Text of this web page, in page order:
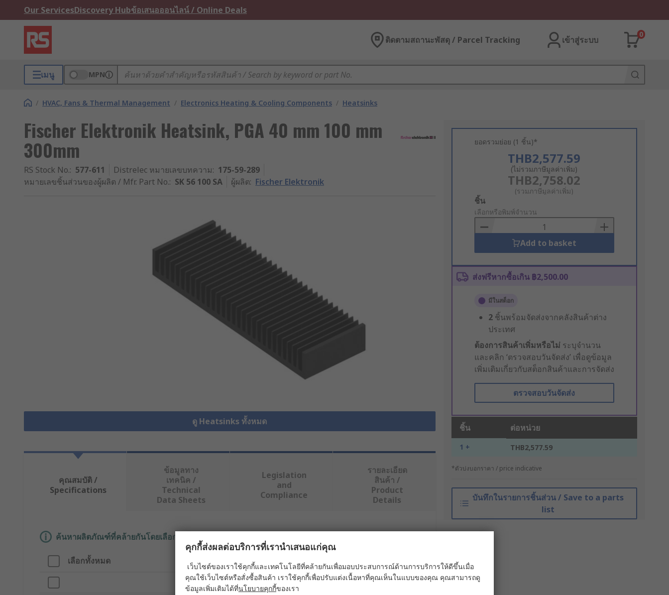
Our ServicesDiscovery Hubข้อเสนอออนไลน์ / Online Deals
ติดตามสถานะพัสดุ / Parcel Tracking เข้าสู่ระบบ
0
เมนู MPN
/ HVAC, Fans & Thermal Management / Electronics Heating & Cooling Components / Heatsinks
Fischer Elektronik Heatsink, PGA 40 mm 100 mm
300mm
RS Stock No.: 577-611 Distrelec หมายเลขบทความ: 175-59-289
หมายเลขชิ้นส่วนของผู้ผลิต / Mfr. Part No.: SK 56 100 SA ผู้ผลิต: Fischer Elektronik
ดู Heatsinks ทั้งหมด
ยอดรวมย่อย (1 ชิ้น)*
THB2,577.59
(ไม่รวมภาษีมูลค่าเพิ่ม)
THB2,758.02
(รวมภาษีมูลค่าเพิ่ม)
Add
to
Basket
ชิ้น
เลือกหรือพิมพ์จำนวน
Add to basket
ส่งฟรีหากซื้อเกิน ฿2,500.00
มีในสต็อก
2 ชิ้นพร้อมจัดส่งจากคลังสินค้าต่าง
ประเทศ
ต้องการสินค้าเพิ่มหรือไม่ ระบุจำนวน
และคลิก ‘ตรวจสอบวันจัดส่ง’ เพื่อดูข้อมูล
เพิ่มเติมเกี่ยวกับสต็อกสินค้าและการจัดส่ง
ตรวจสอบวันจัดส่ง
ชิ้น ต่อหน่วย
1 + THB2,577.59
*ตัวบ่งบอกราคา / price indicative
บันทึกในรายการชิ้นส่วน / Save to a parts
list
คุณสมบัติ /
Specifications
ข้อมูลทาง
เทคนิค /
Technical
Data Sheets
Legislation
and
Compliance
รายละเอียด
สินค้า /
Product
Details
ค้นหาผลิตภัณฑ์ที่คล้ายกันโดยเลือกคุณลักษณะอย่างน้อยหนึ่งรายการ
เลือกทั้งหมด คุณลักษณะ ค่า
Brand Fischer Elektronik
คุกกี้ส่งผลต่อบริการที่เรานำเสนอแก่คุณ
เว็บไซต์ของเราใช้คุกกี้และเทคโนโลยีที่คล้ายกันเพื่อมอบประสบการณ์ด้านการบริการให้ดีขึ้นเมื่อ
คุณใช้เว็บไซต์หรือสั่งซื้อสินค้า เราใช้คุกกี้เพื่อปรับแต่งเนื้อหาที่คุณเห็นในแบบของคุณ คุณสามารถดู
ข้อมูลเพิ่มเติมได้ที่นโยบายคุกกี้ของเรา